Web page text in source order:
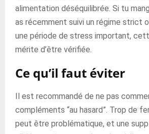
alimentation déséquilibrée. Si tu
as récemment suivi un régime strict
une période de stress important,
mérite d’être vérifiée.
Ce qu’il faut éviter
Il est recommandé de ne pas
compléments “au hasard”. Trop de
peut être problématique, et une